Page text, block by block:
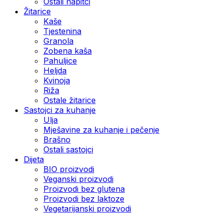
Žitarice
Kaše
Tjestenina
Granola
Zobena kaša
Pahuljice
Heljda
Kvinoja
Riža
Ostale žitarice
Sastojci za kuhanje
Ulja
Mješavine za kuhanje i pečenje
Brašno
Ostali sastojci
Dijeta
BIO proizvodi
Veganski proizvodi
Proizvodi bez glutena
Proizvodi bez laktoze
Vegetarijanski proizvodi